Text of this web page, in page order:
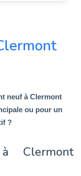
neuf à Clermont
ou pour un
?
Clermont